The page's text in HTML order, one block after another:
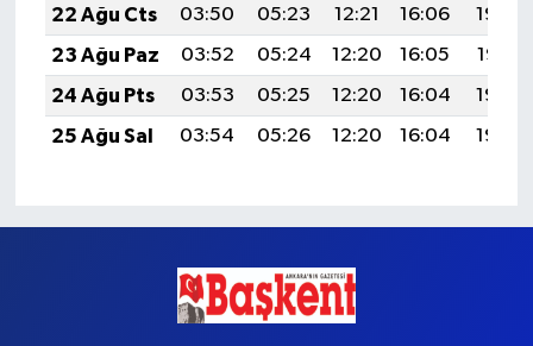
22 Ağu Cts
03:50 05:23 12:21 16:06
19:08
23 Ağu Paz
03:52 05:24 12:20 16:05
19:07
24 Ağu Pts
03:53 05:25 12:20 16:04
19:05
25 Ağu Sal
03:54 05:26 12:20 16:04 19:04